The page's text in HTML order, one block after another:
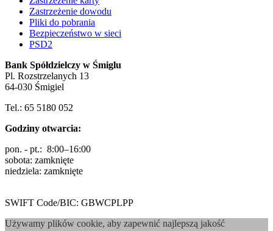
Zastrzeżenie dowodu
Pliki do pobrania
Bezpieczeństwo w sieci
PSD2
Bank Spółdzielczy w Śmiglu
Pl. Rozstrzelanych 13
64-030 Śmigiel
Tel.: 65 5180 052
Godziny otwarcia:
pon. - pt.: 8:00–16:00
sobota: zamknięte
niedziela: zamknięte
SWIFT Code/BIC: GBWCPLPP
Używamy plików cookie, aby zapewnić najlepszą jakość